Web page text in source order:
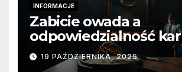
INFORMACJE
Zabicie owada a
odpowiedzialność
wygląda to w
19 PAŹDZIERNIKA, 2025